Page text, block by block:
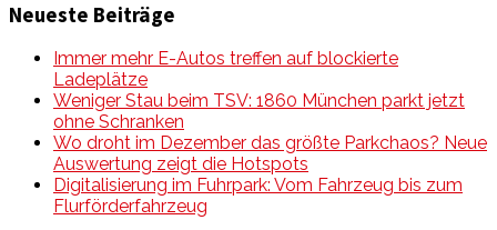
Neueste Beiträge
Immer mehr E-Autos treffen auf blockierte
Ladeplätze
Weniger Stau beim TSV: 1860 München parkt jetzt
ohne Schranken
Wo droht im Dezember das größte Parkchaos? Neue
Auswertung zeigt die Hotspots
Digitalisierung im Fuhrpark: Vom Fahrzeug bis zum
Flurförderfahrzeug